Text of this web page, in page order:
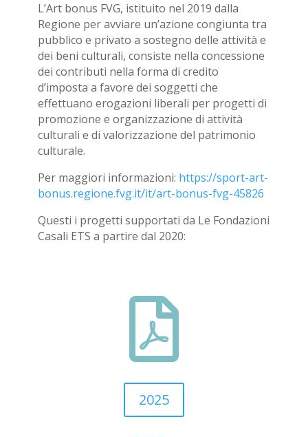
L’Art bonus FVG, istituito nel 2019 dalla
Regione per avviare un’azione congiunta tra
pubblico e privato a sostegno delle attività e
dei beni culturali, consiste nella concessione
dei contributi nella forma di credito
d’imposta a favore dei soggetti che
effettuano erogazioni liberali per progetti di
promozione e organizzazione di attività
culturali e di valorizzazione del patrimonio
culturale.
Per maggiori informazioni: https://sport-art-
bonus.regione.fvg.it/it/art-bonus-fvg-45826
Questi i progetti supportati da Le Fondazioni
Casali ETS a partire dal 2020:

2025